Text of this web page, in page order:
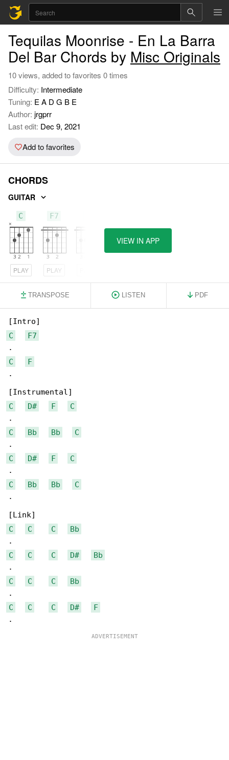
Tequilas Moonrise - En La Barra
Del Bar Chords by Misc Originals
10 views, added to favorites 0 times
Difficulty: Intermediate
Tuning: E A D G B E
Author: jrgprr
Last edit: Dec 9, 2021
Add to favorites
CHORDS
GUITAR
C
PLAY
F7
PLAY
VIEW IN APP
TRANSPOSE LISTEN PDF
C
F7
C
F
.
C
D# F
C
C
Bb Bb
C
C
D# F
C
C
Bb Bb
C
.
C
C C
Bb
C
C C D#
Bb
C
C C
Bb
C
C C D#
F